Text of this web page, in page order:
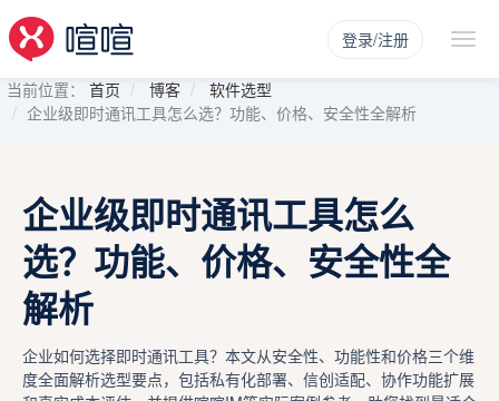
登录/注册
当前位置： 首页 博客
软件选型
企业级即时通讯工具怎么选？功能、价格、安全性全解析
企业级即时通讯工具怎么
选？功能、价格、安全性全
解析
企业如何选择即时通讯工具？本文从安全性、功能性和价格三个维
度全面解析选型要点，包括私有化部署、信创适配、协作功能扩展